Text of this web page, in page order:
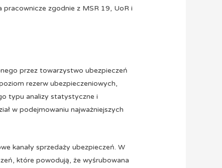
zgodnie z MSR 19, UoR i
przez towarzystwo ubezpieczeń
rezerw ubezpieczeniowych,
typu analizy statystyczne i
w podejmowaniu najważniejszych
kanały sprzedaży ubezpieczeń. W
które powodują, że wyśrubowana